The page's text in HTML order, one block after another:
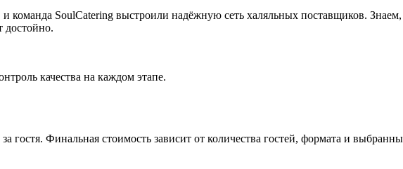
команда SoulCatering выстроили надёжную сеть халяльных поставщиков.
достойно.
качества на каждом этапе.
гостя. Финальная стоимость зависит от количества гостей, формата и